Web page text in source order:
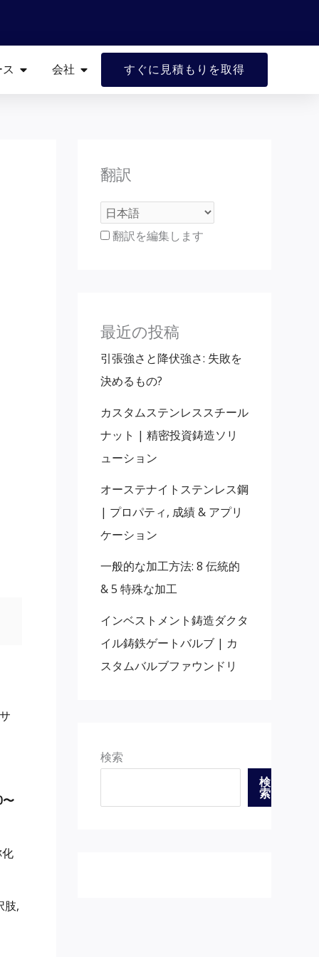
ス 開ける リソース
会社 開ける 会社すぐに見積もりを取得
〜
肢,
翻訳
翻訳を編集します
最近の投稿
引張強さと降伏強さ: 失敗を
決めるもの?
カスタムステンレススチール
ナット | 精密投資鋳造ソリ
ューション
オーステナイトステンレス鋼
| プロパティ, 成績 & アプリ
ケーション
一般的な加工方法: 8 伝統的
& 5 特殊な加工
インベストメント鋳造ダクタ
イル鋳鉄ゲートバルブ | カ
スタムバルブファウンドリ
検索
検
索